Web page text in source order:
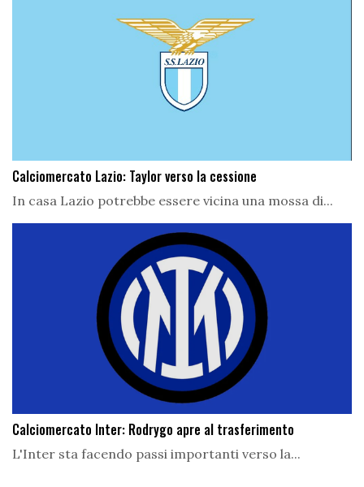
Calciomercato Lazio: Taylor verso la cessione
In casa Lazio potrebbe essere vicina una mossa di...
Calciomercato Inter: Rodrygo apre al trasferimento
L'Inter sta facendo passi importanti verso la...